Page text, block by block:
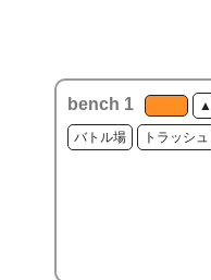
bench 1 ▲
バトル場 トラッシュ